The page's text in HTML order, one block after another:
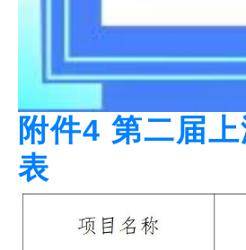
附件4 第二届
表